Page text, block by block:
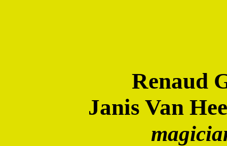
Renaud
Janis Van